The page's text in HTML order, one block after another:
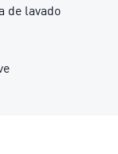
de lavado